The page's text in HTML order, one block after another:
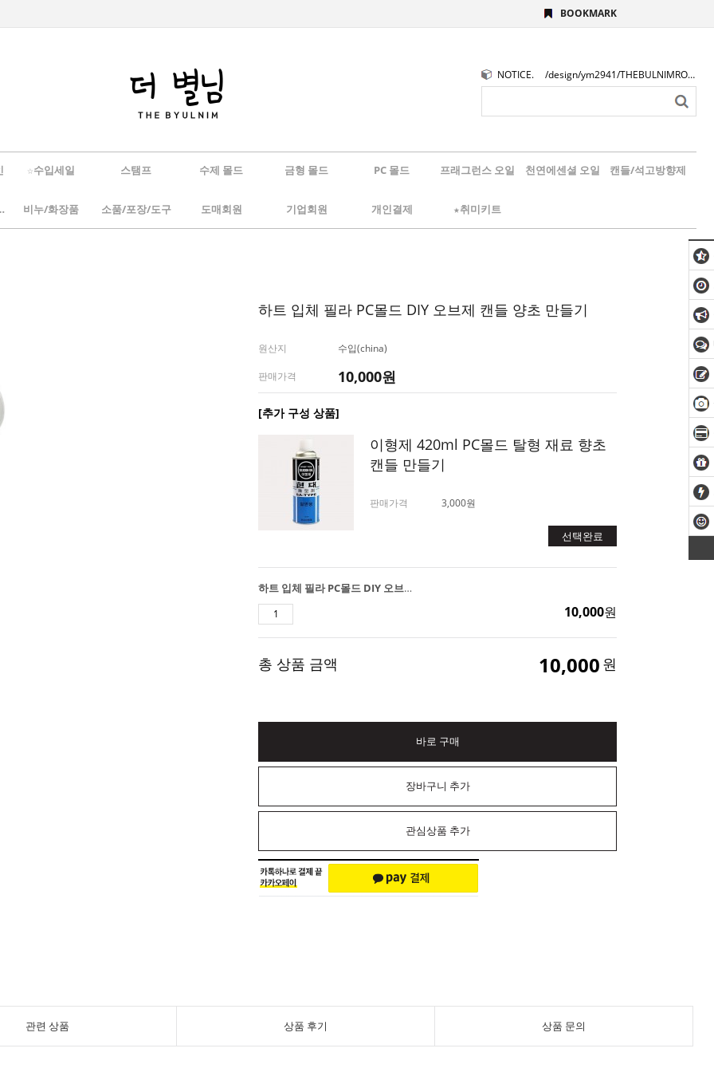
BOOKMARK
NOTICE. /design/ym2941/THEBULNIMROGO.png
☆수입세일 스탬프 수제 몰드 금형 몰드 PC 몰드 프래그런스 오일 천연에센셜 오일 캔들/석고방향제
리움 비누/화장품 소품/포장/도구 도매회원 기업회원 개인결제 ★취미키트
하트 입체 필라 PC몰드 DIY 오브제 캔들 양초 만들기
원산지 수입(china)
판매가격 10,000원
[추가 구성 상품]
이형제 420ml PC몰드 탈형 재료 향초
캔들 만들기
판매가격 3,000원
선택완료
하트 입체 필라 PC몰드 DIY 오브제 캔들 양초 만들기
10,000원
총 상품 금액 10,000 원
바로 구매
장바구니 추가
관심상품 추가
관련 상품 상품 후기 상품 문의